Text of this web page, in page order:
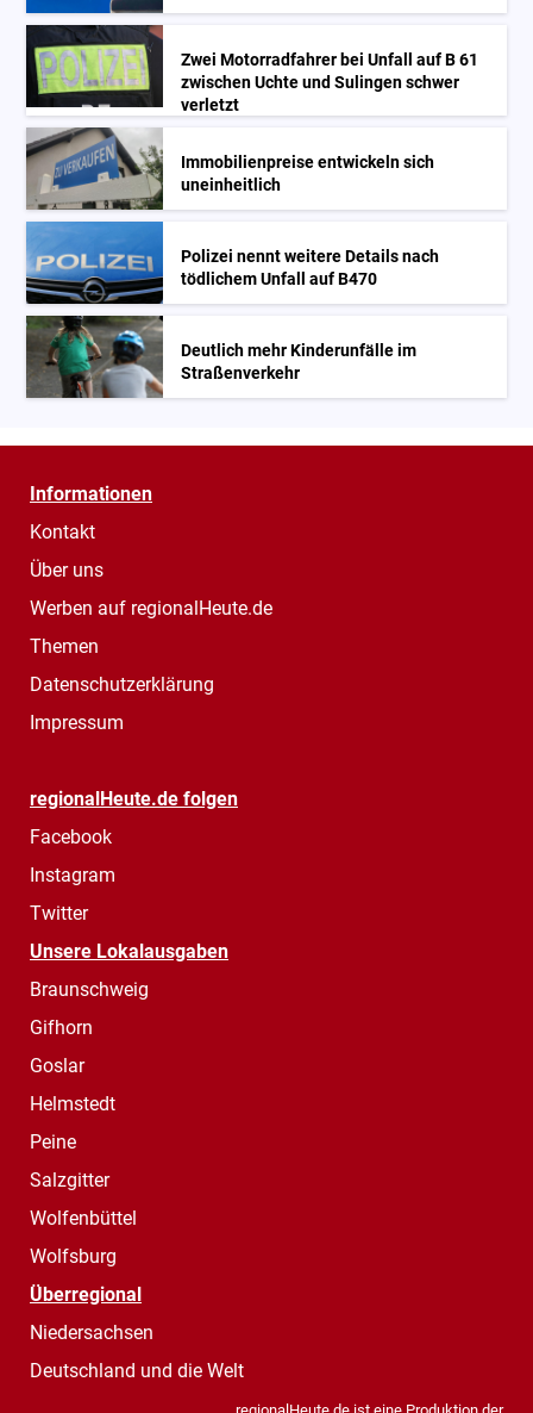
Zwei Motorradfahrer bei Unfall auf B 61
zwischen Uchte und Sulingen schwer
verletzt
Immobilienpreise entwickeln sich
uneinheitlich
Polizei nennt weitere Details nach
tödlichem Unfall auf B470
Deutlich mehr Kinderunfälle im
Straßenverkehr
Informationen
Kontakt
Über uns
Werben auf regionalHeute.de
Themen
Datenschutzerklärung
Impressum
regionalHeute.de folgen
Facebook
Instagram
Twitter
Unsere Lokalausgaben
Braunschweig
Gifhorn
Goslar
Helmstedt
Peine
Salzgitter
Wolfenbüttel
Wolfsburg
Überregional
Niedersachsen
Deutschland und die Welt